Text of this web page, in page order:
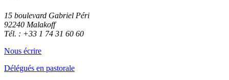
15 boulevard Gabriel Péri
92240 Malakoff
Tél. : +33 1 74 31 60 60
Nous écrire
Délégués en pastorale